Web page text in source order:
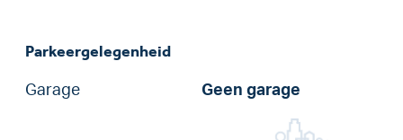
Parkeergelegenheid
Garage Geen garage